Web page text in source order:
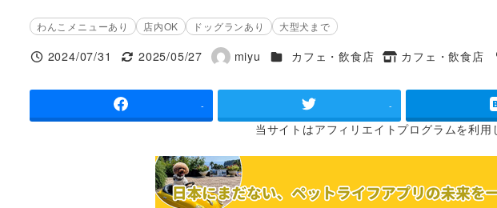
わんこメニューあり 店内OK ドッグランあり 大型犬まで
投稿日
2024/07/31
更新日
2025/05/27
著
miyu 施設ジャンル
カフェ・飲食店
タグ
カフェ・飲食店
- -
当サイトはアフィリエイトプログラムを利用